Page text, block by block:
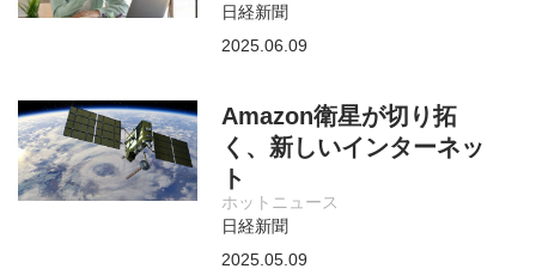
日経新聞
2025.06.09
Amazon衛星が切り拓
く、新しいインターネッ
ト
ホットニュース
日経新聞
2025.05.09